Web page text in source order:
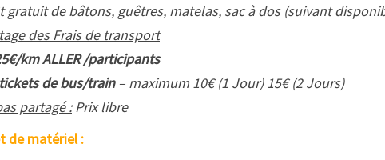
gratuit de bâtons, guêtres, matelas, sac à dos (suivant
des Frais de transport
km ALLER /participants
tickets de bus/train– maximum 10€ (1 Jour) 15€ (2 Jours)
partagé :Prix libre
de matériel :